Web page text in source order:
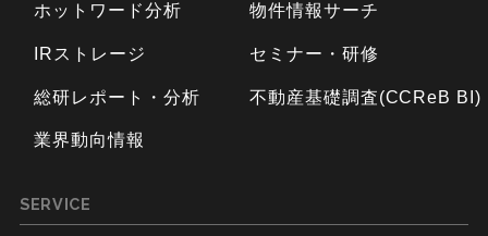
ホットワード分析
IRストレージ
総研レポート・分析
業界動向情報
物件情報サーチ
セミナー・研修
不動産基礎調査(CCReB BI)
SERVICE